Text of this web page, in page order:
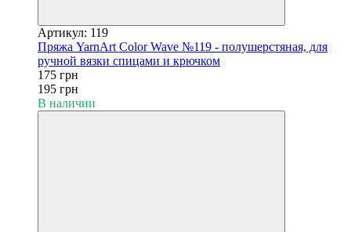
Артикул: 119
Пряжа YarnArt Color Wave №119 - полушерстяная, для
ручной вязки спицами и крючком
175 грн
195 грн
В наличии